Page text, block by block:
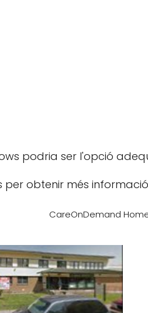
podria ser l'opció
obtenir més
CareOnDemand